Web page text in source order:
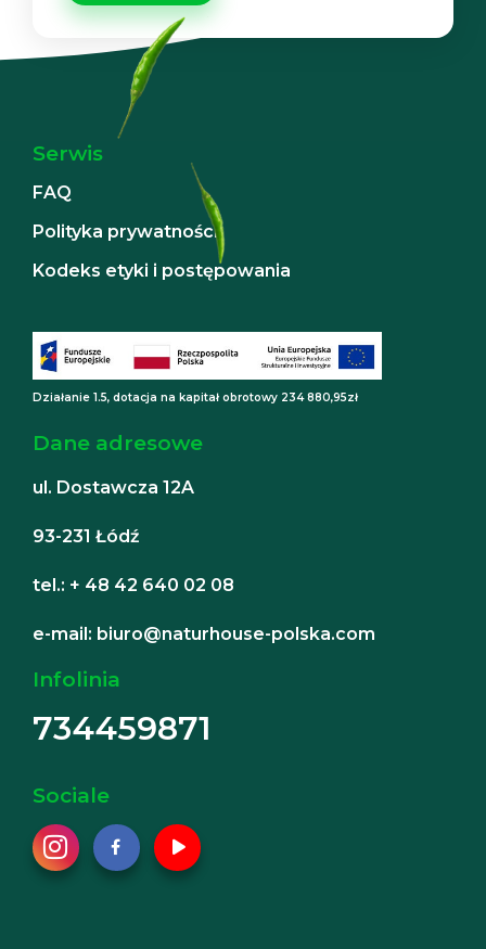
Serwis
FAQ
Polityka prywatności
Kodeks etyki i postępowania
Działanie 1.5, dotacja na kapitał obrotowy 234 880,95zł
Dane adresowe
ul. Dostawcza 12A
93-231 Łódź
tel.: + 48 42 640 02 08
e-mail: biuro@naturhouse-polska.com
Infolinia
734459871
Sociale